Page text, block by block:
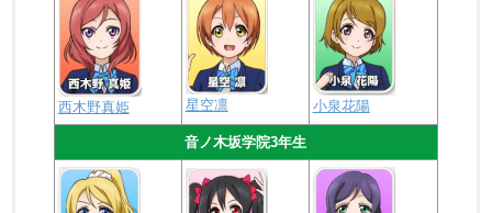
西木野真姫 星空凛 小泉花陽
音ノ木坂学院3年生